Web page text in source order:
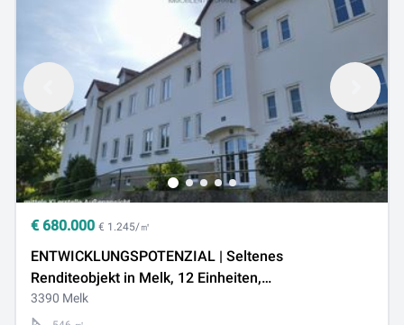
€ 680.000 € 1.245/㎡
ENTWICKLUNGSPOTENZIAL | Seltenes
Renditeobjekt in Melk, 12 Einheiten,
Bestandsfreimachung gestartet
3390 Melk